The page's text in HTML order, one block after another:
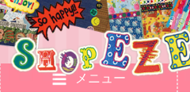
メニュー